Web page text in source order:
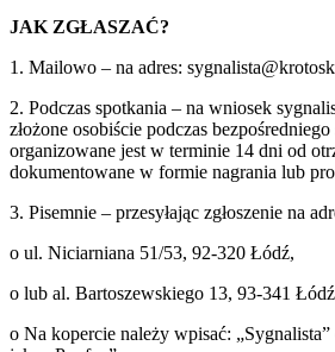
JAK ZGŁASZAĆ?
1. Mailowo – na adres:
2. Podczas spotkania – na wniosek
złożone osobiście podczas
organizowane jest w terminie 14 dni od
dokumentowane w formie nagrania lub
3. Pisemnie – przesyłając zgłoszenie na
o ul. Niciarniana 51/53, 92-320 Łódź,
o lub al. Bartoszewskiego 13, 93-341 Łódź
o Na kopercie należy wpisać: „Sygnalista”